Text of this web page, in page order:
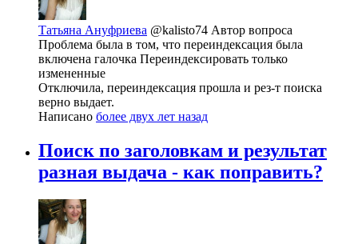
Татьяна Ануфриева @kalisto74 Автор вопроса
Проблема была в том, что переиндексация была
включена галочка Переиндексировать только
измененные
Отключила, переиндексация прошла и рез-т поиска
верно выдает.
Написано более двух лет назад
Поиск по заголовкам и результат
разная выдача - как поправить?